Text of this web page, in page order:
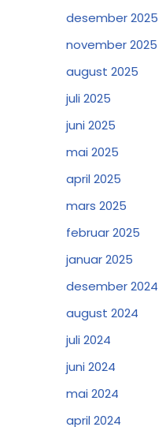
desember 2025
november 2025
august 2025
juli 2025
juni 2025
mai 2025
april 2025
mars 2025
februar 2025
januar 2025
desember 2024
august 2024
juli 2024
juni 2024
mai 2024
april 2024